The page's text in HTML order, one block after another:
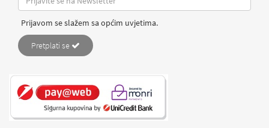
Prijavom se slažem sa općim uvjetima.
Pretplati se